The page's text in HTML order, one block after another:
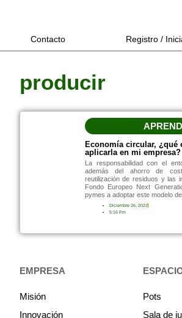
Contacto Registro /
producir
Economía circular, ¿qué
aplicarla en mi empresa?
La responsabilidad con el
además del ahorro de
reutilización de residuos y las
Fondo Europeo Next
pymes a adoptar este modelo
Diciembre 26, 2022
5:16 Pm
EMPRESA
Misión
Innovación
Pots
Sala de